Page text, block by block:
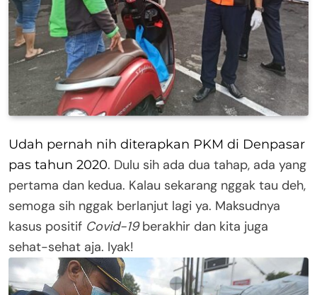
Udah pernah nih diterapkan PKM di Denpasar
pas tahun 2020. Dulu sih ada dua tahap, ada yang
pertama dan kedua. Kalau sekarang nggak tau deh,
semoga sih nggak berlanjut lagi ya. Maksudnya
kasus positif Covid-19berakhir dan kita juga
sehat-sehat aja. Iyak!